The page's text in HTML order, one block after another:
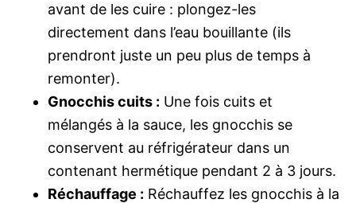
avant de les cuire : plongez-les
directement dans l’eau bouillante (ils
prendront juste un peu plus de temps à
remonter).
Gnocchis cuits : Une fois cuits et
mélangés à la sauce, les gnocchis se
conservent au réfrigérateur dans un
contenant hermétique pendant 2 à 3 jours.
Réchauffage : Réchauffez les gnocchis à la